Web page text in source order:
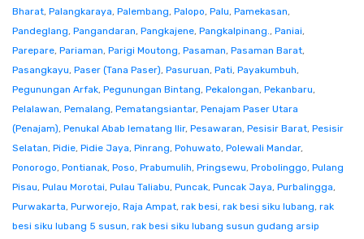
Bharat, Palangkaraya, Palembang, Palopo, Palu, Pamekasan,
Pandeglang, Pangandaran, Pangkajene, Pangkalpinang., Paniai,
Parepare, Pariaman, Parigi Moutong, Pasaman, Pasaman Barat,
Pasangkayu, Paser (Tana Paser), Pasuruan, Pati, Payakumbuh,
Pegunungan Arfak, Pegunungan Bintang, Pekalongan, Pekanbaru,
Pelalawan, Pemalang, Pematangsiantar, Penajam Paser Utara
(Penajam), Penukal Abab lematang Ilir, Pesawaran, Pesisir Barat, Pesisir
Selatan, Pidie, Pidie Jaya, Pinrang, Pohuwato, Polewali Mandar,
Ponorogo, Pontianak, Poso, Prabumulih, Pringsewu, Probolinggo, Pulang
Pisau, Pulau Morotai, Pulau Taliabu, Puncak, Puncak Jaya, Purbalingga,
Purwakarta, Purworejo, Raja Ampat, rak besi, rak besi siku lubang, rak
besi siku lubang 5 susun, rak besi siku lubang susun gudang arsip